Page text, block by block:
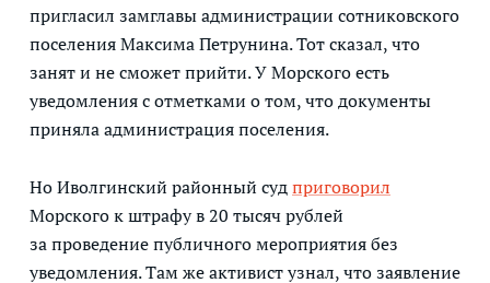
пригласил замглавы администрации сотниковского
поселения Максима Петрунина. Тот сказал, что
занят и не сможет прийти. У Морского есть
уведомления с отметками о том, что документы
приняла администрация поселения.
Но Иволгинский районный судприговорил
Морского к штрафу в 20 тысяч рублей
за проведение публичного мероприятия без
уведомления. Там же активист узнал, что заявление